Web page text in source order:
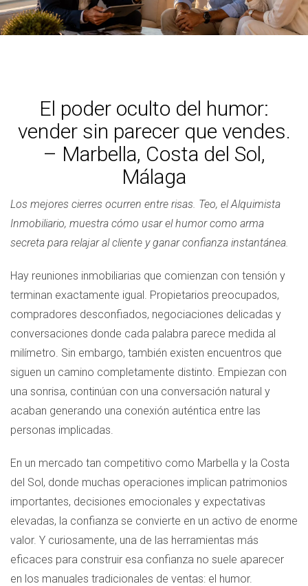
El poder oculto del humor:
vender sin parecer que vendes.
– Marbella, Costa del Sol,
Málaga
Los mejores cierres ocurren entre risas. Teo, el Alquimista
Inmobiliario, muestra cómo usar el humor como arma
secreta para relajar al cliente y ganar confianza instantánea.
Hay reuniones inmobiliarias que comienzan con tensión y
terminan exactamente igual. Propietarios preocupados,
compradores desconfiados, negociaciones delicadas y
conversaciones donde cada palabra parece medida al
milímetro. Sin embargo, también existen encuentros que
siguen un camino completamente distinto. Empiezan con
una sonrisa, continúan con una conversación natural y
acaban generando una conexión auténtica entre las
personas implicadas.
En un mercado tan competitivo como Marbella y la Costa
del Sol, donde muchas operaciones implican patrimonios
importantes, decisiones emocionales y expectativas
elevadas, la confianza se convierte en un activo de enorme
valor. Y curiosamente, una de las herramientas más
eficaces para construir esa confianza no suele aparecer
en los manuales tradicionales de ventas: el humor.